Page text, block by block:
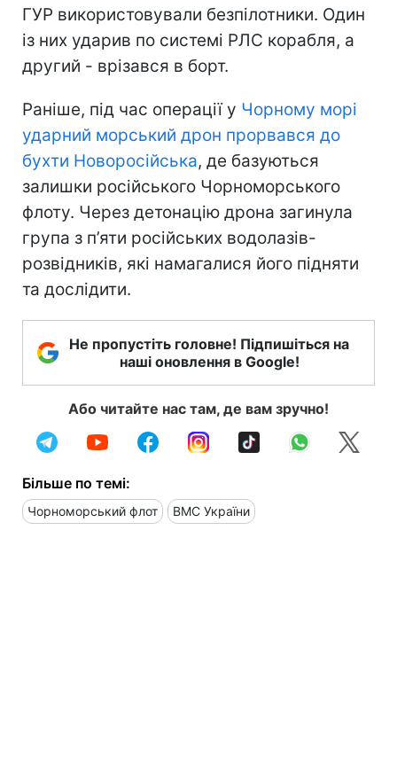
ГУР використовували безпілотники. Один
із них ударив по системі РЛС корабля, а
другий - врізався в борт.
Раніше, під час операції у Чорному морі
ударний морський дрон прорвався до
бухти Новоросійська, де базуються
залишки російського Чорноморського
флоту. Через детонацію дрона загинула
група з п’яти російських водолазів-
розвідників, які намагалися його підняти
та дослідити.
Не пропустіть головне! Підпишіться на
наші оновлення в Google!
Або читайте нас там, де вам зручно!
Більше по темі:
Чорноморський флот ВМС України